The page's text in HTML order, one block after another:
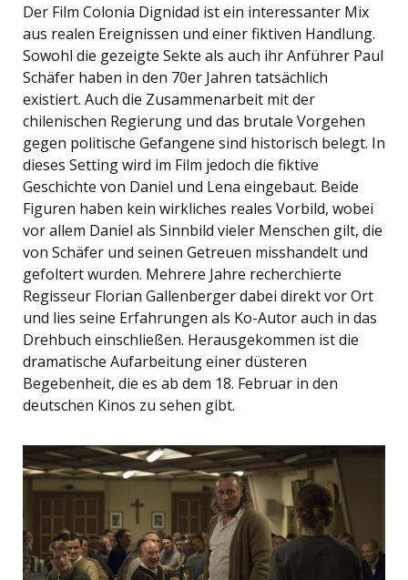
Der Film Colonia Dignidad ist ein interessanter Mix
aus realen Ereignissen und einer fiktiven Handlung.
Sowohl die gezeigte Sekte als auch ihr Anführer Paul
Schäfer haben in den 70er Jahren tatsächlich
existiert. Auch die Zusammenarbeit mit der
chilenischen Regierung und das brutale Vorgehen
gegen politische Gefangene sind historisch belegt. In
dieses Setting wird im Film jedoch die fiktive
Geschichte von Daniel und Lena eingebaut. Beide
Figuren haben kein wirkliches reales Vorbild, wobei
vor allem Daniel als Sinnbild vieler Menschen gilt, die
von Schäfer und seinen Getreuen misshandelt und
gefoltert wurden. Mehrere Jahre recherchierte
Regisseur Florian Gallenberger dabei direkt vor Ort
und lies seine Erfahrungen als Ko-Autor auch in das
Drehbuch einschließen. Herausgekommen ist die
dramatische Aufarbeitung einer düsteren
Begebenheit, die es ab dem 18. Februar in den
deutschen Kinos zu sehen gibt.